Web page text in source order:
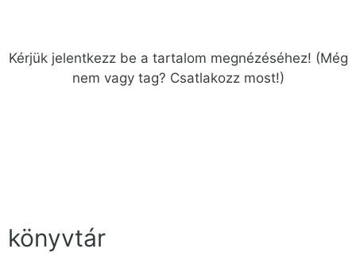
Kérjük jelentkezz be a tartalom megnézéséhez! (Még
nem vagy tag? Csatlakozz most!)
könyvtár